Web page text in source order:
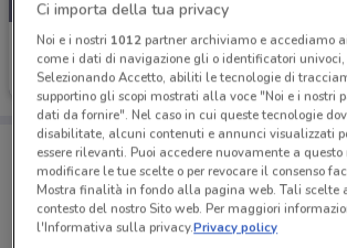
BPER Banca
Scade il 31/12
Porta DoveConviene sempre con te!
Puoi trovare le migliori offerte dei
salvarle e creare la tua lista del
dal tuo cellulare.
SCARICA
Ci importa della tua privacy
Noi e i nostri 1012partner archiviamo e accediamo
come i dati di navigazione gli o identificatori univoci,
Selezionando Accetto, abiliti le tecnologie di
supportino gli scopi mostrati alla voce "Noi e i nostri
dati da fornire". Nel caso in cui queste tecnologie
disabilitate, alcuni contenuti e annunci visualizzati
essere rilevanti. Puoi accedere nuovamente a questo
modificare le tue scelte o per revocare il consenso
Mostra finalità in fondo alla pagina web. Tali scelte
contesto del nostro Sito web. Per maggiori
l'Informativa sulla privacy.Privacy policy